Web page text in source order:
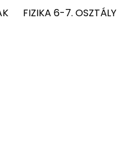
FIZIKA 6-7. OSZTÁLY